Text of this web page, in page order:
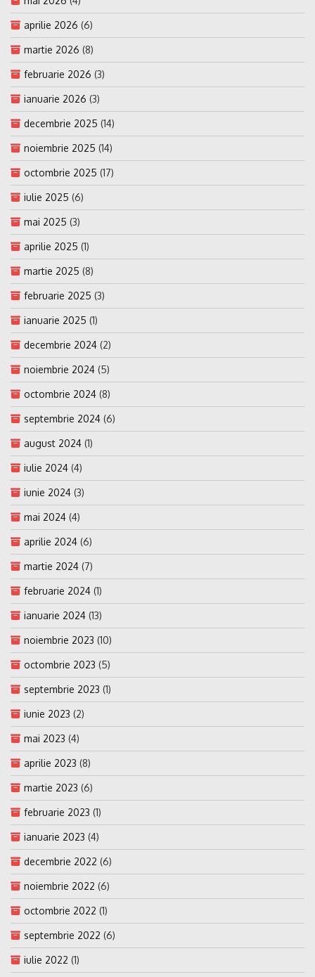
aprilie 2026 (6)
martie 2026 (8)
februarie 2026 (3)
ianuarie 2026 (3)
decembrie 2025 (14)
noiembrie 2025 (14)
octombrie 2025 (17)
iulie 2025 (6)
mai 2025 (3)
aprilie 2025 (1)
martie 2025 (8)
februarie 2025 (3)
ianuarie 2025 (1)
decembrie 2024 (2)
noiembrie 2024 (5)
octombrie 2024 (8)
septembrie 2024 (6)
august 2024 (1)
iulie 2024 (4)
iunie 2024 (3)
mai 2024 (4)
aprilie 2024 (6)
martie 2024 (7)
februarie 2024 (1)
ianuarie 2024 (13)
noiembrie 2023 (10)
octombrie 2023 (5)
septembrie 2023 (1)
iunie 2023 (2)
mai 2023 (4)
aprilie 2023 (8)
martie 2023 (6)
februarie 2023 (1)
ianuarie 2023 (4)
decembrie 2022 (6)
noiembrie 2022 (6)
octombrie 2022 (1)
septembrie 2022 (6)
iulie 2022 (1)